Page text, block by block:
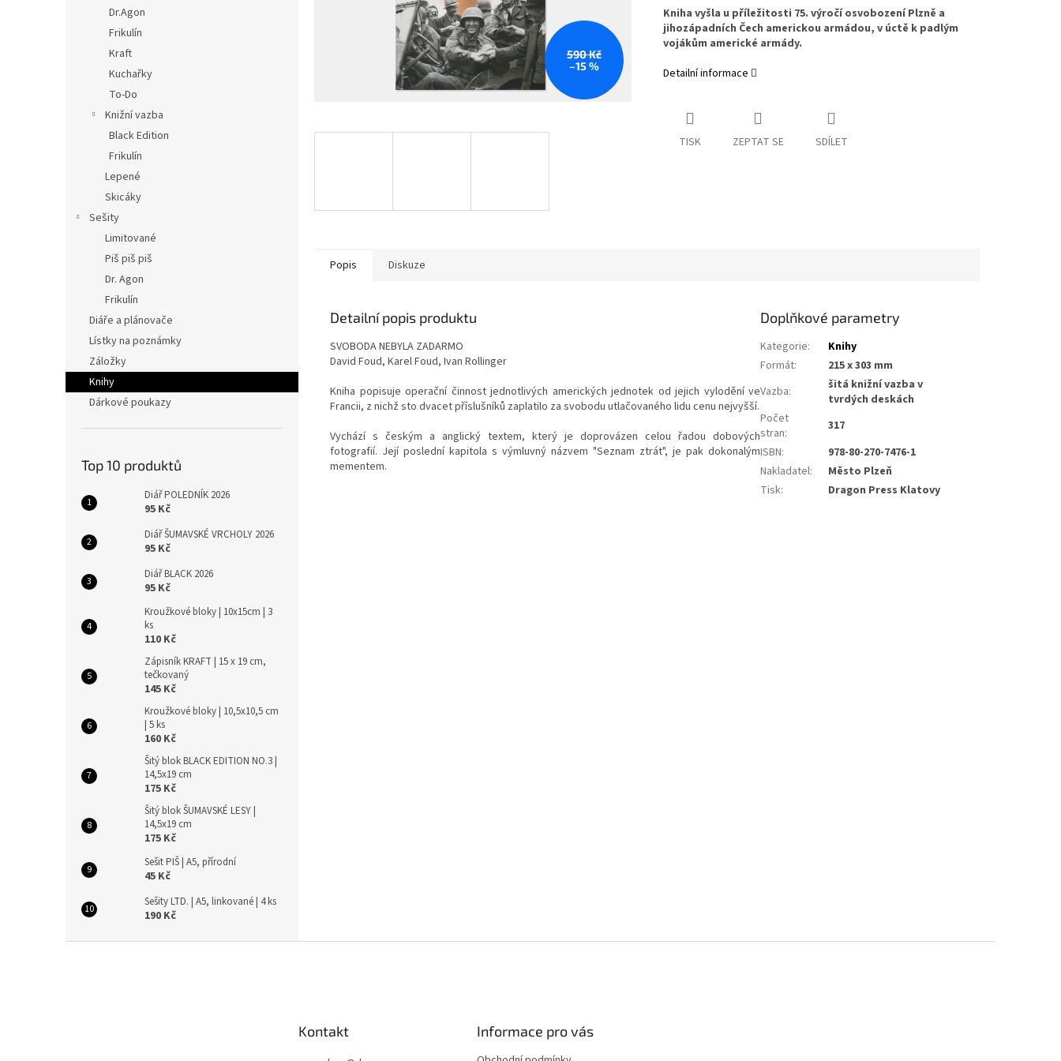
Dr.Agon
Frikulín
Kraft
Kuchařky
To-Do
Knižní vazba
Black Edition
Frikulín
Lepené
Skicáky
Sešity
Limitované
Piš piš piš
Dr. Agon
Frikulín
Diáře a plánovače
Lístky na poznámky
Záložky
Knihy
Dárkové poukazy
Top 10 produktů
Diář POLEDNÍK 2026
95 Kč
Diář ŠUMAVSKÉ VRCHOLY 2026
95 Kč
Diář BLACK 2026
95 Kč
Kroužkové bloky | 10x15cm | 3
ks
110 Kč
Zápisník KRAFT | 15 x 19 cm,
tečkovaný
145 Kč
Kroužkové bloky | 10,5x10,5 cm
| 5 ks
160 Kč
Šitý blok BLACK EDITION NO.3 |
14,5x19 cm
175 Kč
Šitý blok ŠUMAVSKÉ LESY |
14,5x19 cm
175 Kč
Sešit PIŠ | A5, přírodní
45 Kč
Sešity LTD. | A5, linkované | 4 ks
190 Kč
590 Kč
–15 %
Kniha vyšla u příležitosti 75. výročí osvobození Plzně a
jihozápadních Čech americkou armádou, v úctě k padlým
vojákům americké armády.
Detailní informace
TISK ZEPTAT SE SDÍLET
Popis Diskuze
Detailní popis produktu
SVOBODA NEBYLA ZADARMO
David Foud, Karel Foud, Ivan Rollinger
Kniha popisuje operační činnost jednotlivých amerických jednotek od jejich vylodění ve
Francii, z nichž sto dvacet příslušníků zaplatilo za svobodu utlačovaného lidu cenu nejvyšší.
Vychází s českým a anglický textem, který je doprovázen celou řadou dobových
fotografií. Její poslední kapitola s výmluvný názvem "Seznam ztrát", je pak dokonalým
mementem.
Doplňkové parametry
Kategorie:
Knihy
Formát:
215 x 303 mm
Vazba:
šitá knižní vazba v
tvrdých deskách
Počet
stran:
317
ISBN:
978-80-270-7476-1
Nakladatel:
Město Plzeň
Tisk: Dragon Press Klatovy
Kontakt Informace pro vás